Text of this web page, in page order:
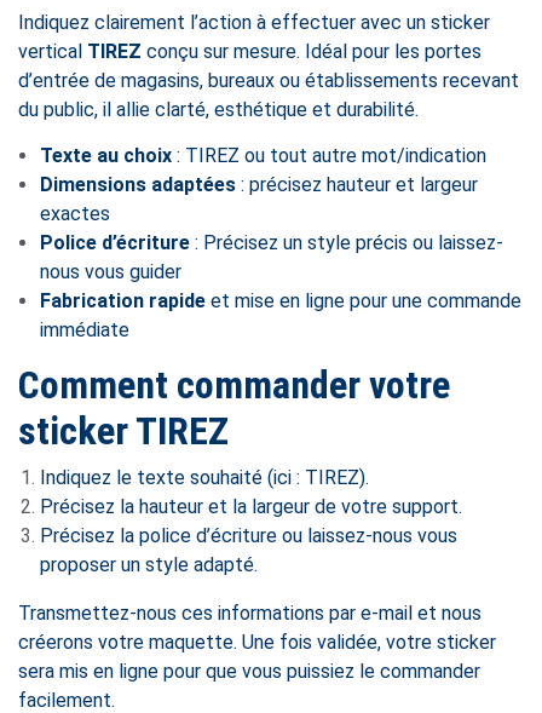
Indiquez clairement l’action à effectuer avec un sticker
vertical TIREZ conçu sur mesure. Idéal pour les portes
d’entrée de magasins, bureaux ou établissements recevant
du public, il allie clarté, esthétique et durabilité.
Texte au choix : TIREZ ou tout autre mot/indication
Dimensions adaptées : précisez hauteur et largeur
exactes
Police d’écriture : Précisez un style précis ou laissez-
nous vous guider
Fabrication rapide et mise en ligne pour une commande
immédiate
Comment commander votre
sticker TIREZ
Indiquez le texte souhaité (ici : TIREZ).
Précisez la hauteur et la largeur de votre support.
Précisez la police d’écriture ou laissez-nous vous
proposer un style adapté.
Transmettez-nous ces informations par e-mail et nous
créerons votre maquette. Une fois validée, votre sticker
sera mis en ligne pour que vous puissiez le commander
facilement.